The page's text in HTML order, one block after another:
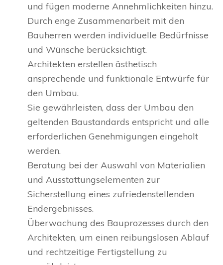
und fügen moderne Annehmlichkeiten hinzu.
Durch enge Zusammenarbeit mit den
Bauherren werden individuelle Bedürfnisse
und Wünsche berücksichtigt.
Architekten erstellen ästhetisch
ansprechende und funktionale Entwürfe für
den Umbau.
Sie gewährleisten, dass der Umbau den
geltenden Baustandards entspricht und alle
erforderlichen Genehmigungen eingeholt
werden.
Beratung bei der Auswahl von Materialien
und Ausstattungselementen zur
Sicherstellung eines zufriedenstellenden
Endergebnisses.
Überwachung des Bauprozesses durch den
Architekten, um einen reibungslosen Ablauf
und rechtzeitige Fertigstellung zu